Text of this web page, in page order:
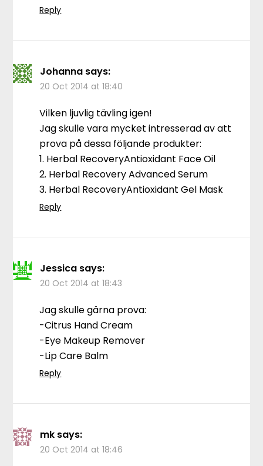
Reply
Johanna says:
20 Oct 2014 at 18:40
Vilken ljuvlig tävling igen!
Jag skulle vara mycket intresserad av att
prova på dessa följande produkter:
1. Herbal RecoveryAntioxidant Face Oil
2. Herbal Recovery Advanced Serum
3. Herbal RecoveryAntioxidant Gel Mask
Reply
Jessica says:
20 Oct 2014 at 18:43
Jag skulle gärna prova:
-Citrus Hand Cream
-Eye Makeup Remover
-Lip Care Balm
Reply
mk says:
20 Oct 2014 at 18:46